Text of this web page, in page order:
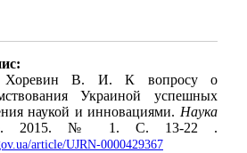
В. И. К вопросу о
Украиной успешных
наукой и инновациями. Наука
. 2015. № 1. С. 13-22 .
article/UJRN-0000429367